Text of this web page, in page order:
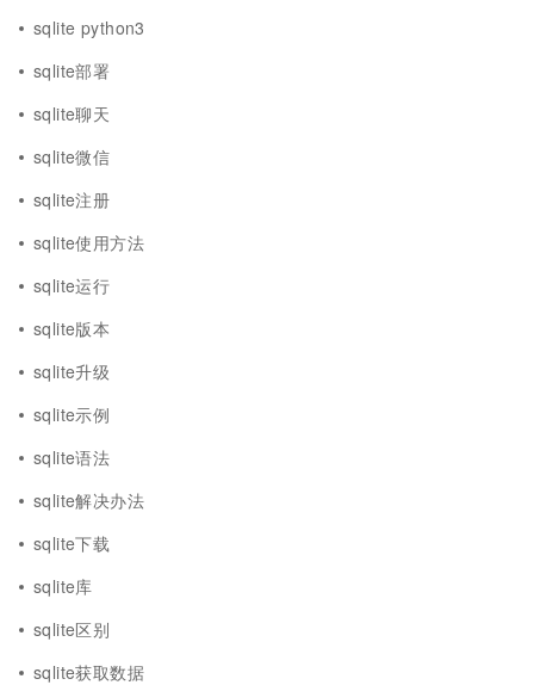
sqlite python3
sqlite部署
sqlite聊天
sqlite微信
sqlite注册
sqlite使用方法
sqlite运行
sqlite版本
sqlite升级
sqlite示例
sqlite语法
sqlite解决办法
sqlite下载
sqlite库
sqlite区别
sqlite获取数据